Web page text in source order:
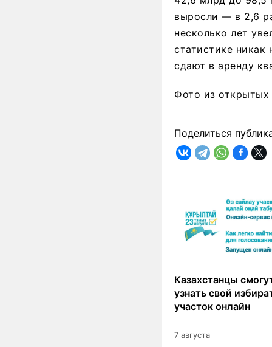
выросли — в 2,6
несколько лет
статистике
сдают в аренду
Фото из открытых
Поделиться
Казахстанцы
узнать свой
участок онлайн
7 августа